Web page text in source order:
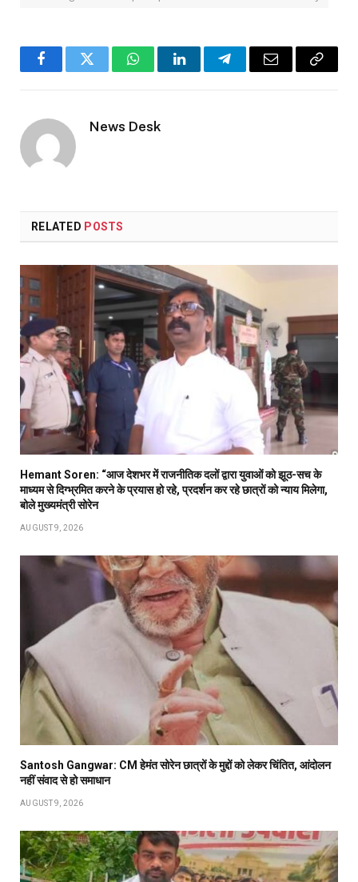
FacebookTwitter WhatsAppLinkedInTelegramEmail
Copy
News Desk
RELATED POSTS
Hemant Soren: “आज देशभर में राजनीतिक दलों द्वारा युवाओं को झूठ-सच के
माध्यम से दिग्भ्रमित करने के प्रयास हो रहे, प्रदर्शन कर रहे छात्रों को न्याय मिलेगा,
बोले मुख्यमंत्री सोरेन
AUGUST 9, 2026
Santosh Gangwar: CM हेमंत सोरेन छात्रों के मुद्दों को लेकर चिंतित, आंदोलन
नहीं संवाद से हो समाधान
AUGUST 9, 2026